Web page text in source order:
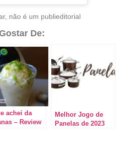
não é um publieditorial
De:
achei da
– Review
Melhor Jogo de
Panelas de 2023